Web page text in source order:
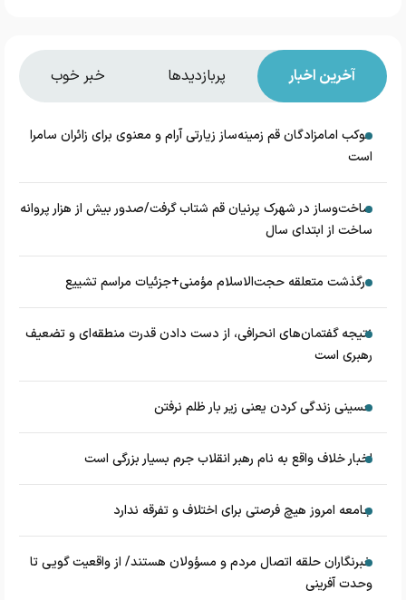
آخرین اخبار پربازدیدها خبر خوب
موکب امامزادگان قم زمینه‌ساز زیارتی آرام و معنوی برای زائران سامرا
است
ساخت‌وساز در شهرک پرنیان قم شتاب گرفت/صدور بیش از هزار پروانه
ساخت از ابتدای سال
درگذشت متعلقه حجت‌الاسلام مؤمنی+جزئیات مراسم تشییع
نتیجه گفتمان‌های انحرافی، از دست دادن قدرت منطقه‌ای و تضعیف
رهبری است
حسینی زندگی کردن یعنی زیر بار ظلم نرفتن
اخبار خلاف واقع به نام رهبر انقلاب جرم بسیار بزرگی است
جامعه امروز هیچ فرصتی برای اختلاف و تفرقه ندارد
خبرنگاران حلقه اتصال مردم و مسؤولان هستند/ از واقعیت گویی تا
وحدت آفرینی